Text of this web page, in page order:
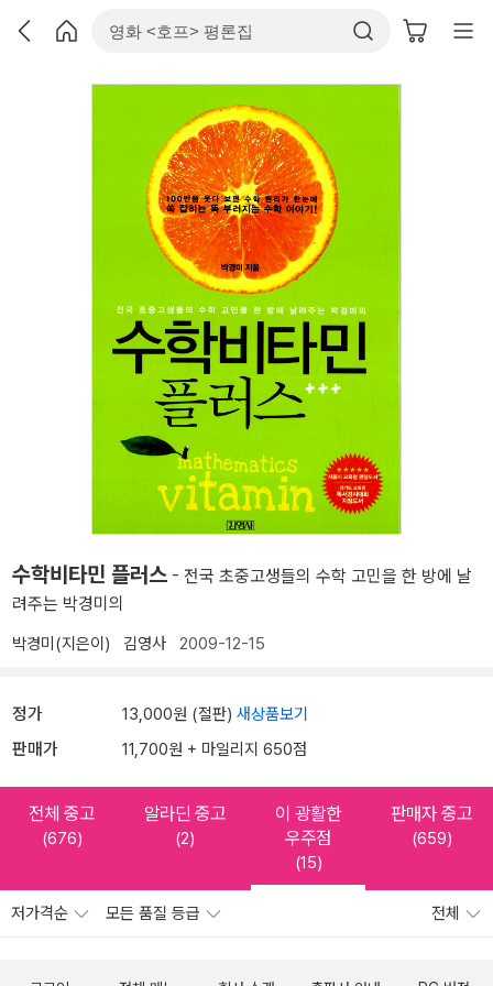
수학비타민 플러스 - 전국 초중고생들의 수학 고민을 한 방에 날
려주는 박경미의
박경미(지은이) 김영사 2009-12-15
정가 13,000원 (절판) 새상품보기
판매가 11,700원 + 마일리지 650점
전체 중고
(676)
알라딘 중고
(2)
이 광활한
우주점
(15)
판매자 중고
(659)
저가격순 모든 품질 등급 전체